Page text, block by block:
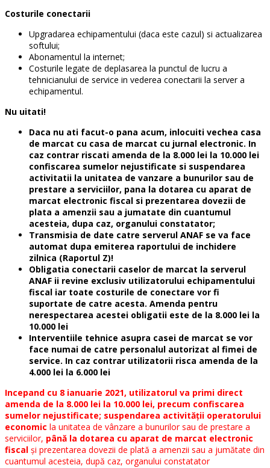
Costurile conectarii
Upgradarea echipamentului (daca este cazul) si actualizarea
softului;
Abonamentul la internet;
Costurile legate de deplasarea la punctul de lucru a
tehnicianului de service in vederea conectarii la server a
echipamentul.
Nu uitati!
Daca nu ati facut-o pana acum, inlocuiti vechea casa
de marcat cu casa de marcat cu jurnal electronic. In
caz contrar riscati amenda de la 8.000 lei la 10.000 lei
confiscarea sumelor nejustificate si suspendarea
activitatii la unitatea de vanzare a bunurilor sau de
prestare a serviciilor, pana la dotarea cu aparat de
marcat electronic fiscal si prezentarea dovezii de
plata a amenzii sau a jumatate din cuantumul
acesteia, dupa caz, organului constatator;
Transmisia de date catre serverul ANAF se va face
automat dupa emiterea raportului de inchidere
zilnica (Raportul Z)!
Obligatia conectarii caselor de marcat la serverul
ANAF ii revine exclusiv utilizatorului echipamentului
fiscal iar toate costurile de conectare vor fi
suportate de catre acesta. Amenda pentru
nerespectarea acestei obligatii este de la 8.000 lei la
10.000 lei
Interventiile tehnice asupra casei de marcat se vor
face numai de catre personalul autorizat al fimei de
service. In caz contrar utilizatorii risca amenda de la
4.000 lei la 6.000 lei
Incepand cu 8 ianuarie 2021, utilizatorul va primi direct
amenda de la 8.000 lei la 10.000 lei, precum confiscarea
sumelor nejustificate; suspendarea activității operatorului
economic la unitatea de vânzare a bunurilor sau de prestare a
serviciilor, până la dotarea cu aparat de marcat electronic
fiscal și prezentarea dovezii de plată a amenzii sau a jumătate din
cuantumul acesteia, după caz, organului constatator